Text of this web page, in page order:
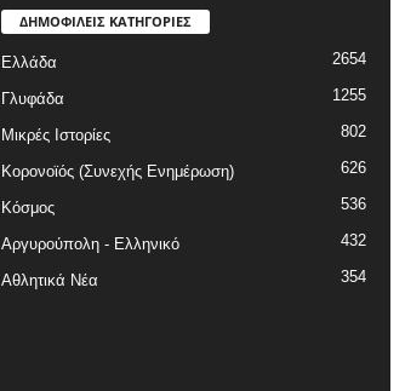
ΔΗΜΟΦΙΛΕΙΣ ΚΑΤΗΓΟΡΙΕΣ
Ελλάδα 2654
Γλυφάδα 1255
Μικρές Ιστορίες 802
Κορονοϊός (Συνεχής Ενημέρωση) 626
Κόσμος 536
Αργυρούπολη - Ελληνικό 432
Αθλητικά Νέα 354